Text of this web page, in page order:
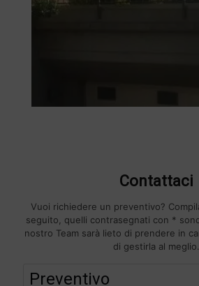
Contattaci
Vuoi richiedere un preventivo?
seguito, quelli contrasegnati con *
nostro Team sarà lieto di prendere in
di gestirla al meglio.
Preventivo